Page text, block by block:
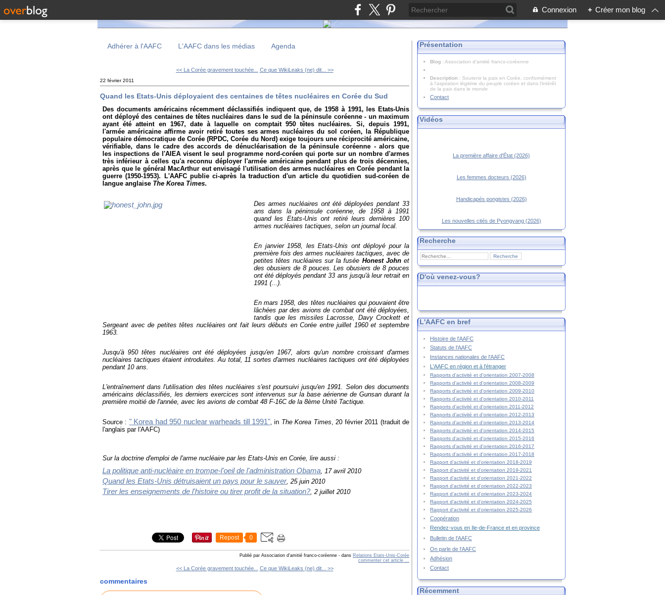
Connexion + Créer mon blog
Adhérer à l'AAFC L'AAFC dans les médias Agenda
<< La Corée gravement touchée... Ce que WikiLeaks (ne) dit... >>
22 février 2011
Quand les Etats-Unis déployaient des centaines de têtes nucléaires en Corée du Sud
Des documents américains récemment déclassifiés indiquent que, de 1958 à 1991, les Etats-Unis
ont déployé des centaines de têtes nucléaires dans le sud de la péninsule coréenne - un maximum
ayant été atteint en 1967, date à laquelle on comptait 950 têtes nucléaires. Si, depuis 1991,
l'armée américaine affirme avoir retiré toutes ses armes nucléaires du sol coréen, la République
populaire démocratique de Corée (RPDC, Corée du Nord) exige toujours une réciprocité américaine,
vérifiable, dans le cadre des accords de dénucléarisation de la péninsule coréenne - alors que
les inspections de l'AIEA visent le seul programme nord-coréen qui porte sur un nombre d'armes
très inférieur à celles qu'a reconnu déployer l'armée américaine pendant plus de trois décennies,
après que le général MacArthur eut envisagé l'utilisation des armes nucléaires en Corée pendant la
guerre (1950-1953). L'AAFC publie ci-après la traduction d'un article du quotidien sud-coréen de
langue anglaise The Korea Times.
Des armes nucléaires ont été déployées pendant 33
ans dans la péninsule coréenne, de 1958 à 1991
quand les Etats-Unis ont retiré leurs dernières 100
armes nucléaires tactiques, selon un journal local.
En janvier 1958, les Etats-Unis ont déployé pour la
première fois des armes nucléaires tactiques, avec de
petites têtes nucléaires sur la fusée Honest Johnet
des obusiers de 8 pouces. Les obusiers de 8 pouces
ont été déployés pendant 33 ans jusqu'à leur retrait en
1991 (...).
En mars 1958, des têtes nucléaires qui pouvaient être
lâchées par des avions de combat ont été déployées,
tandis que les missiles Lacrosse, Davy Crockett et
Sergeant avec de petites têtes nucléaires ont fait leurs débuts en Corée entre juillet 1960 et septembre
1963.
Jusqu'à 950 têtes nucléaires ont été déployées jusqu'en 1967, alors qu'un nombre croissant d'armes
nucléaires tactiques étaient introduites. Au total, 11 sortes d'armes nucléaires tactiques ont été déployées
pendant 10 ans.
L'entraînement dans l'utilisation des têtes nucléaires s'est poursuivi jusqu'en 1991. Selon des documents
américains déclassifiés, les derniers exercices sont intervenus sur la base aérienne de Gunsan durant la
première moitié de l'année, avec les avions de combat 48 F-16C de la 8ème Unité Tactique.
Source : " Korea had 950 nuclear warheads till 1991", in The Korea Times, 20 février 2011 (traduit de
l'anglais par l'AAFC)
Sur la doctrine d'emploi de l'arme nucléaire par les Etats-Unis en Corée, lire aussi :
La politique anti-nucléaire en trompe-l'oeil de l'administration Obama, 17 avril 2010
Quand les Etats-Unis détruisaient un pays pour le sauver, 25 juin 2010
Tirer les enseignements de l'histoire ou tirer profit de la situation?, 2 juillet 2010
Repost 0
Publié par Association d'amitié franco-coréenne - dans Relations Etats-Unis-Corée
commenter cet article …
<< La Corée gravement touchée... Ce que WikiLeaks (ne) dit... >>
commentaires
Présentation
Blog : Association d'amitié franco-coréenne
Description : Soutenir la paix en Corée, conformément
à l'aspiration légitime du peuple coréen et dans l’intérêt
de la paix dans le monde
Contact
Vidéos
La première affaire d'État (2026)
Les femmes docteurs (2026)
Handicapés pongistes (2026)
Les nouvelles cités de Pyongyang (2026)
Recherche
D'où venez-vous?
L'AAFC en bref
Histoire de l'AAFC
Statuts de l'AAFC
Instances nationales de l'AAFC
L'AAFC en région et à l'étranger
Rapports d'activité et d'orientation 2007-2008
Rapports d'activité et d'orientation 2008-2009
Rapports d'activité et d'orientation 2009-2010
Rapports d'activité et d'orientation 2010-2011
Rapports d'activité et d'orientation 2011-2012
Rapports d'activité et d'orientation 2012-2013
Rapports d'activité et d'orientation 2013-2014
Rapports d'activité et d'orientation 2014-2015
Rapports d'activité et d'orientation 2015-2016
Rapports d'activité et d'orientation 2016-2017
Rapports d'activité et d'orientation 2017-2018
Rapport d'activité et d'orientation 2018-2019
Rapport d'activité et d'orientation 2019-2021
Rapport d'activité et d'orientation 2021-2022
Rapport d'activité et d'orientation 2022-2023
Rapport d'activité et d'orientation 2023-2024
Rapport d'activité et d'orientation 2024-2025
Rapport d'activité et d'orientation 2025-2026
Coopération
Rendez-vous en Ile-de-France et en province
Bulletin de l'AAFC
On parle de l'AAFC
Adhésion
Contact
Récemment